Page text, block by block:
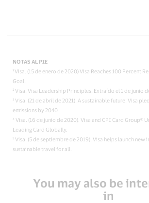
NOTAS AL PIE
¹ Visa. (15 de enero de 2020) Visa Reaches 100 Percent
Goal.
² Visa. Visa Leadership Principles. Extraído el 1 de junio
³ Visa. (21 de abril de 2021). A sustainable future: Visa
emissions by 2040.
⁴ Visa. (16 de junio de 2020). Visa and CPI Card Group®
Leading Card Globally.
⁵ Visa. (5 de septiembre de 2019). Visa helps launch
sustainable travel for all.
You may also be
in